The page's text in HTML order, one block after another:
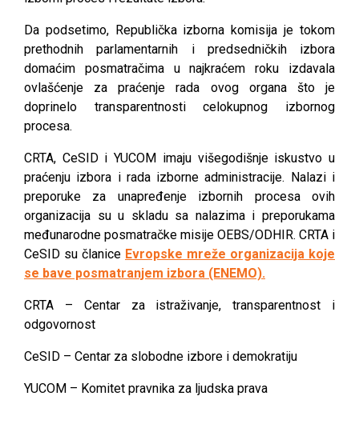
Da podsetimo, Republička izborna komisija je tokom
prethodnih parlamentarnih i predsedničkih izbora
domaćim posmatračima u najkraćem roku izdavala
ovlašćenje za praćenje rada ovog organa što je
doprinelo transparentnosti celokupnog izbornog
procesa.
CRTA, CeSID i YUCOM imaju višegodišnje iskustvo u
praćenju izbora i rada izborne administracije. Nalazi i
preporuke za unapređenje izbornih procesa ovih
organizacija su u skladu sa nalazima i preporukama
međunarodne posmatračke misije OEBS/ODHIR. CRTA i
CeSID su članice Evropske mreže organizacija koje
se bave posmatranjem izbora (ENEMO).
CRTA – Centar za istraživanje, transparentnost i
odgovornost
CeSID – Centar za slobodne izbore i demokratiju
YUCOM – Komitet pravnika za ljudska prava